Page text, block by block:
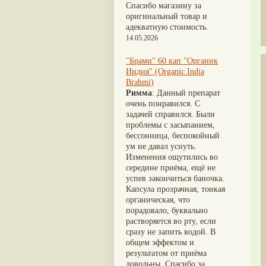
(3)
Аштаваргам
Брихатьяди(3)
Видарьяди(3)
Гуггул
Дханвантарам 101(3)
Дханвантарам тайлам(3)
Кайлаш дживан(3)
Кальянака гритам(3)
Кримикутхар рас(3)
Кунжутное масло (3)
Кутаджа(3)
Кширабала(3)
Лив 52(3)
more...
Шиладжит
(19)
Кориандр
Зира(17)
Крапива индийская(17)
Патола
Холарена - Кутаджа(17)
Шионака(17)
Аджван/Ажгон(16)
Акация катеху(16)
Кальций(16)
Укроп пахучий(16)
Дашамула(15)
Лодхра(14)
Моринга(14)
Перец кубеба(14)
Сахарный тростник
Бхунимба/Андрографис
метельчатый(13)
Гвоздика(13)
Кассия трубчатая(13)
Мезуя железная(13)
Спасибо магазину за
оригинальный товар и
адекватную стоимость.
14.05.2026
"Брами" 60 кап "Органик
Индия" (Organic India
Brahmi)
Римма: Данный препарат
очень понравился. С
задачей справился. Были
проблемы с засыпанием,
бессонница, беспокойный
ум не давал уснуть.
Изменения ощутились во
середине приёма, ещё не
успев закончиться баночка.
Капсула прозрачная, тонкая
органическая, что
порадовало, буквально
растворяется во рту, если
сразу не запить водой. В
общем эффектом и
результатом от приёма
довольны. Спасибо за